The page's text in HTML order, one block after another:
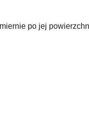
po jej